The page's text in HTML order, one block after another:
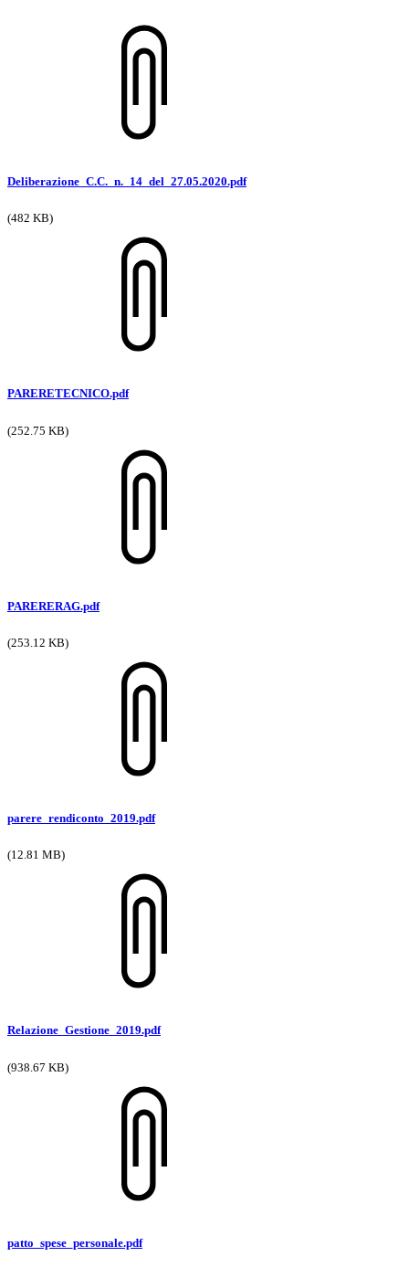
Deliberazione_C.C._n._14_del_27.05.2020.pdf
(482 KB)
PARERETECNICO.pdf
(252.75 KB)
PARERERAG.pdf
(253.12 KB)
parere_rendiconto_2019.pdf
(12.81 MB)
Relazione_Gestione_2019.pdf
(938.67 KB)
patto_spese_personale.pdf